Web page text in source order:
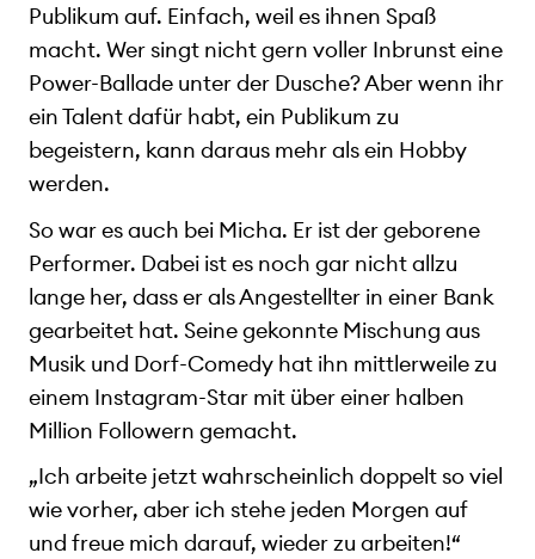
Publikum auf. Einfach, weil es ihnen Spaß
macht. Wer singt nicht gern voller Inbrunst eine
Power-Ballade unter der Dusche? Aber wenn ihr
ein Talent dafür habt, ein Publikum zu
begeistern, kann daraus mehr als ein Hobby
werden.
So war es auch bei Micha. Er ist der geborene
Performer. Dabei ist es noch gar nicht allzu
lange her, dass er als Angestellter in einer Bank
gearbeitet hat. Seine gekonnte Mischung aus
Musik und Dorf-Comedy hat ihn mittlerweile zu
einem Instagram-Star mit über einer halben
Million Followern gemacht.
„Ich arbeite jetzt wahrscheinlich doppelt so viel
wie vorher, aber ich stehe jeden Morgen auf
und freue mich darauf, wieder zu arbeiten!“